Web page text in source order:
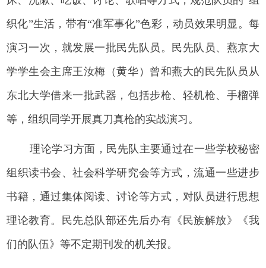
织化”生活，带有“准军事化”色彩，动员效果明显。每
演习一次，就发展一批民先队员。民先队员、燕京大
学学生会主席王汝梅（黄华）曾和燕大的民先队员从
东北大学借来一批武器，包括步枪、轻机枪、手榴弹
等，组织同学开展真刀真枪的实战演习。
理论学习方面，民先队主要通过在一些学校秘密
组织读书会、社会科学研究会等方式，流通一些进步
书籍，通过集体阅读、讨论等方式，对队员进行思想
理论教育。民先总队部还先后办有《民族解放》《我
们的队伍》等不定期刊发的机关报。